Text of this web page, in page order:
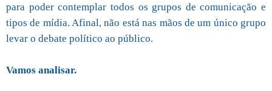
para poder contemplar todos os grupos de comunicação e
tipos de mídia. Afinal, não está nas mãos de um único grupo
levar o debate político ao público.
Vamos analisar.